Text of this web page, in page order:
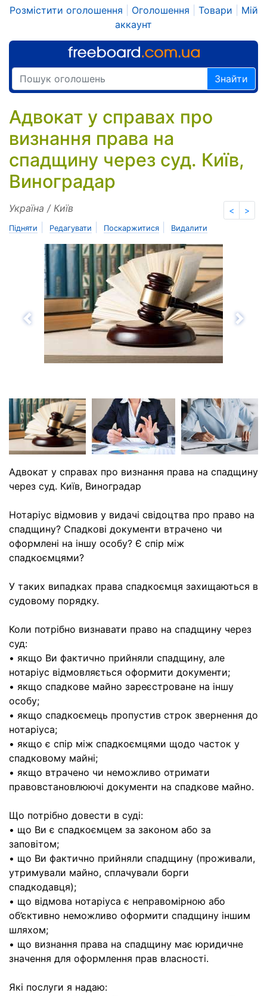
Розмістити оголошення Оголошення Товари
Мій
аккаунт
Знайти
Адвокат у справах про
визнання права на
спадщину через суд. Київ,
Виноградар
< >
Україна / Київ
Підняти Редагувати Поскаржитися Видалити
Назад
Адвокат у справах про визнання права на спадщину
через суд. Київ, Виноградар
Нотаріус відмовив у видачі свідоцтва про право на
спадщину? Спадкові документи втрачено чи
оформлені на іншу особу? Є спір між
спадкоємцями?
У таких випадках права спадкоємця захищаються в
судовому порядку.
Коли потрібно визнавати право на спадщину через
суд:
• якщо Ви фактично прийняли спадщину, але
нотаріус відмовляється оформити документи;
• якщо спадкове майно зареєстроване на іншу
особу;
• якщо спадкоємець пропустив строк звернення до
нотаріуса;
• якщо є спір між спадкоємцями щодо часток у
спадковому майні;
• якщо втрачено чи неможливо отримати
правовстановлюючі документи на спадкове майно.
Що потрібно довести в суді:
• що Ви є спадкоємцем за законом або за
заповітом;
• що Ви фактично прийняли спадщину (проживали,
утримували майно, сплачували борги
спадкодавця);
• що відмова нотаріуса є неправомірною або
об’єктивно неможливо оформити спадщину іншим
шляхом;
• що визнання права на спадщину має юридичне
значення для оформлення прав власності.
Які послуги я надаю: